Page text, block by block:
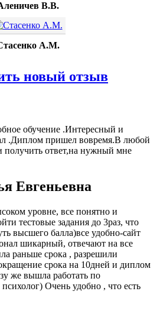
В.В.
А.М.
новый отзыв
обучение .Интересный и
.Диплом пришел вовремя.В любой
получить ответ,на нужный мне
Евгеньевна
уровне, все понятно и
тестовые задания до 3раз, что
высшего балла)все удобно-сайт
шикарный, отвечают на все
раньше срока , разрешили
срока на 10дней и диплом
же вышла работать по
Очень удобно , что есть